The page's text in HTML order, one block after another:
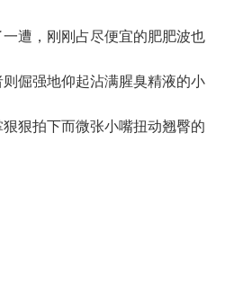
遭，刚刚占尽便宜的肥肥波也
倔强地仰起沾满腥臭精液的小
狠拍下而微张小嘴扭动翘臀的